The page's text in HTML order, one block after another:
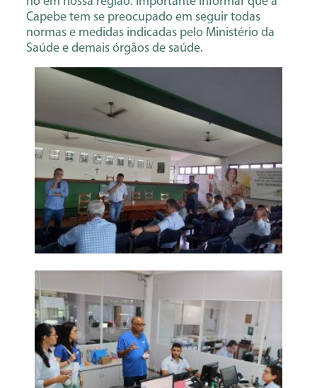
Capebe tem se preocupado em seguir todas
normas e medidas indicadas pelo Ministério da
Saúde e demais órgãos de saúde.